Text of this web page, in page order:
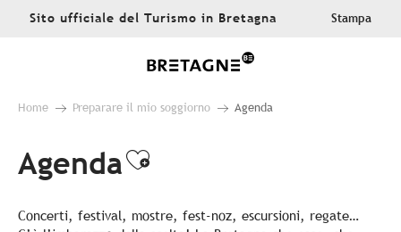
AllerSito ufficiale del Turismo in Bretagna Stampa
Home Preparare il mio soggiorno Agenda
AgendaAjouter aux favoris
Concerti, festival, mostre, fest-noz, escursioni, regate…